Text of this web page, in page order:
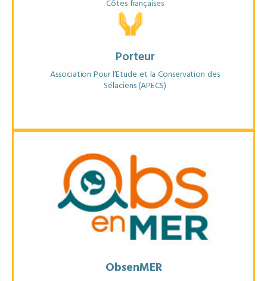
Côtes françaises
Porteur
Association Pour l’Etude et la Conservation des
Sélaciens (APECS)
ObsenMER
Objectifs
* Suivre la présence des cétacés et oiseaux marins
* Cartographier les pressions (déchets, trafic)